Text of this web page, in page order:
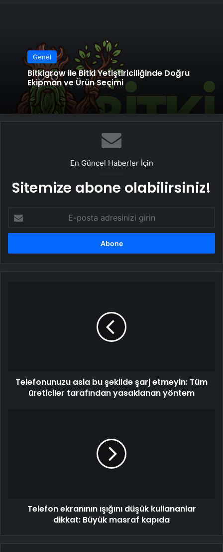
Genel
Bitkigrow ile Bitki Yetiştiriciliğinde Doğru
Ekipman ve Ürün Seçimi
En Güncel Haberler İçin
Sitemize abone olabilirsiniz!
posta
adresinizi
yasaklanan
yöntem
Telefonunuzu asla bu şekilde şarj etmeyin: Tüm
üreticiler tarafından yasaklanan yöntem
Telefon ekranının ışığını düşük kullananlar
dikkat: Büyük masraf kapıda